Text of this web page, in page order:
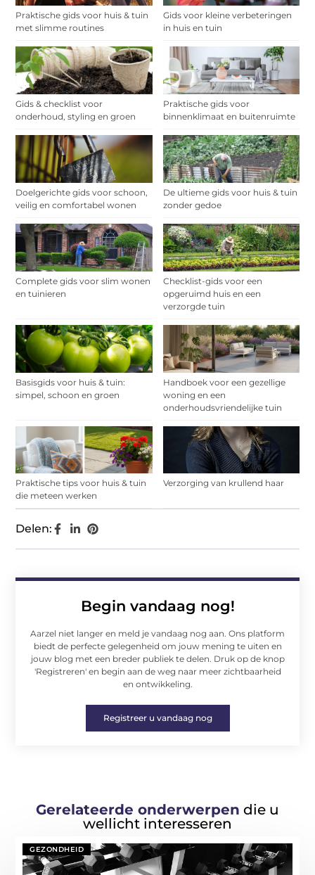
Praktische gids voor huis & tuin
met slimme routines
Gids voor kleine verbeteringen
in huis en tuin
Gids & checklist voor
onderhoud, styling en groen
Praktische gids voor
binnenklimaat en buitenruimte
Doelgerichte gids voor schoon,
veilig en comfortabel wonen
De ultieme gids voor huis & tuin
zonder gedoe
Complete gids voor slim wonen
en tuinieren
Checklist-gids voor een
opgeruimd huis en een
verzorgde tuin
Basisgids voor huis & tuin:
simpel, schoon en groen
Handboek voor een gezellige
woning en een
onderhoudsvriendelijke tuin
Praktische tips voor huis & tuin
die meteen werken
Verzorging van krullend haar
Begin vandaag nog!
Aarzel niet langer en meld je vandaag nog aan. Ons platform
biedt de perfecte gelegenheid om jouw mening te uiten en
jouw blog met een breder publiek te delen. Druk op de knop
'Registreren' en begin aan de weg naar meer zichtbaarheid
en ontwikkeling.
Registreer u vandaag nog
Delen:
Gerelateerde onderwerpen die u
wellicht interesseren
GEZONDHEID